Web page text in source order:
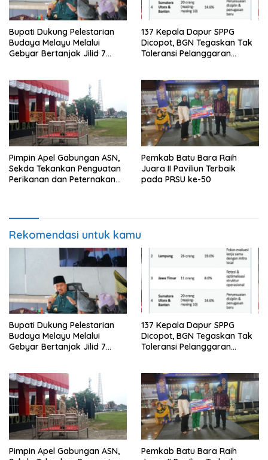
Bupati Dukung Pelestarian
Budaya Melayu Melalui
Gebyar Bertanjak Jilid 7
137 Kepala Dapur SPPG
Dicopot, BGN Tegaskan Tak
Toleransi Pelanggaran
Pimpin Apel Gabungan ASN,
Sekda Tekankan Penguatan
Perikanan dan Peternakan
Pemkab Batu Bara Raih
Juara II Paviliun Terbaik
pada PRSU ke-50
Rekomendasi untuk kamu
Bupati Dukung Pelestarian
Budaya Melayu Melalui
Gebyar Bertanjak Jilid 7
137 Kepala Dapur SPPG
Dicopot, BGN Tegaskan Tak
Toleransi Pelanggaran
Pimpin Apel Gabungan ASN,
Pemkab Batu Bara Raih